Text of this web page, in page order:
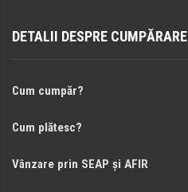
DETALII DESPRE CUMPĂRARE
Cum cumpăr?
Cum plătesc?
Vânzare prin SEAP și AFIR